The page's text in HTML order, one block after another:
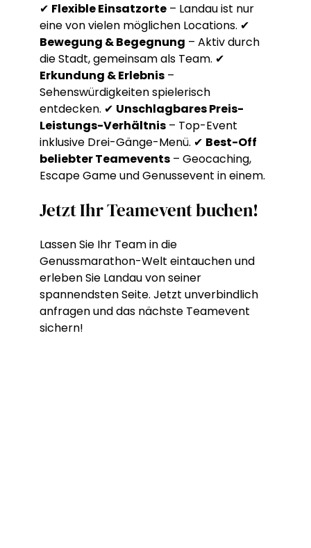
✔ Flexible Einsatzorte – Landau ist nur
eine von vielen möglichen Locations. ✔
Bewegung & Begegnung – Aktiv durch
die Stadt, gemeinsam als Team. ✔
Erkundung & Erlebnis –
Sehenswürdigkeiten spielerisch
entdecken. ✔ Unschlagbares Preis-
Leistungs-Verhältnis – Top-Event
inklusive Drei-Gänge-Menü. ✔ Best-Off
beliebter Teamevents – Geocaching,
Escape Game und Genussevent in einem.
Jetzt Ihr Teamevent buchen!
Lassen Sie Ihr Team in die
Genussmarathon-Welt eintauchen und
erleben Sie Landau von seiner
spannendsten Seite. Jetzt unverbindlich
anfragen und das nächste Teamevent
sichern!